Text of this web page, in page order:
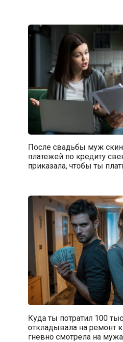
После свадьбы муж
платежей по кредиту
приказала, чтобы ты
Куда ты потратил 100
откладывала на ремонт
гневно смотрела на